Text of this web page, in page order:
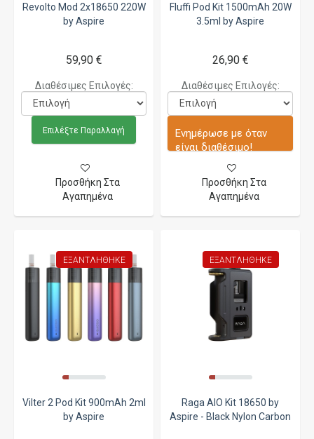
Revolto Mod 2x18650 220W
by Aspire
59,90 €
Διαθέσιμες Επιλογές:
Επιλέξτε Παραλλαγή
Προσθήκη Στα
Αγαπημένα
Fluffi Pod Kit 1500mAh 20W
3.5ml by Aspire
26,90 €
Διαθέσιμες Επιλογές:
Ενημέρωσε με όταν
είναι διαθέσιμο!
Προσθήκη Στα
Αγαπημένα
ΕΞΑΝΤΛΉΘΗΚΕ
Vilter 2 Pod Kit 900mAh 2ml
by Aspire
ΕΞΑΝΤΛΉΘΗΚΕ
Raga AIO Kit 18650 by
Aspire - Black Nylon Carbon